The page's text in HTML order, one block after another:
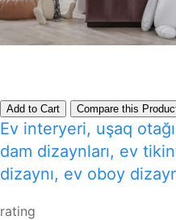
Add to Cart Compare this
Ev interyeri, uşaq
dam dizaynları, ev
dizaynı, ev oboy
rating